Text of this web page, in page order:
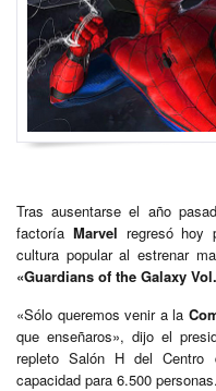
Tras ausentarse el año
factoría Marvel regresó hoy
cultura popular al estrenar
«Guardians of the Galaxy
«Sólo queremos venir a la
que enseñaros», dijo el
repleto Salón H del Centro
capacidad para 6.500 personas.